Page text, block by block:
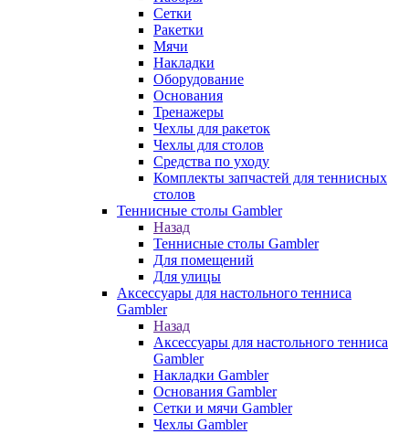
Сетки
Ракетки
Мячи
Накладки
Оборудование
Основания
Тренажеры
Чехлы для ракеток
Чехлы для столов
Средства по уходу
Комплекты запчастей для теннисных
столов
Теннисные столы Gambler
Назад
Теннисные столы Gambler
Для помещений
Для улицы
Аксессуары для настольного тенниса
Gambler
Назад
Аксессуары для настольного тенниса
Gambler
Накладки Gambler
Основания Gambler
Сетки и мячи Gambler
Чехлы Gambler